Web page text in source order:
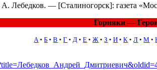
А. Лебедков. — [Сталиногорск]: газета
Горняки —
А •Б •В •Г • Д •Е •Ж •З •И •К •Л •М •